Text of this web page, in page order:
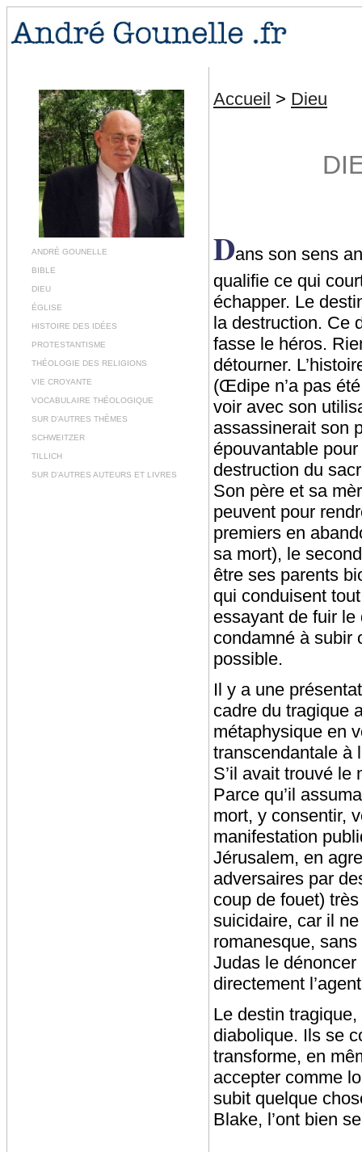
ANDRÉ GOUNELLE
BIBLE
DIEU
ÉGLISE
HISTOIRE DES IDÉES
PROTESTANTISME
THÉOLOGIE DES RELIGIONS
VIE CROYANTE
VOCABULAIRE THÉOLOGIQUE
SUR D’AUTRES THÈMES
SCHWEITZER
TILLICH
SUR D’AUTRES AUTEURS ET LIVRES
Accueil > Dieu
Dans son sens
qualifie ce qui
échapper. Le
la destruction. Ce
fasse le héros.
détourner.
(Œdipe n’a pas
voir avec son
assassinerait son
épouvantable
destruction du
Son père et sa
peuvent pour
premiers en
sa mort), le
être ses parents
qui conduisent
essayant de fuir le
condamné à subir
possible.
Il y a une
cadre du tragique
métaphysique en
transcendantale à
S’il avait trouvé le
Parce qu’il
mort, y consentir,
manifestation
Jérusalem, en
adversaires par
coup de fouet)
suicidaire, car il
romanesque,
Judas le dénoncer
directement
Le destin
diabolique. Ils se
transforme, en
accepter comme
subit quelque
Blake, l’ont bien